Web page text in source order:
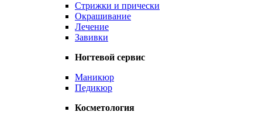
Стрижки и прически
Окрашивание
Лечение
Завивки
Ногтевой сервис
Маникюр
Педикюр
Косметология